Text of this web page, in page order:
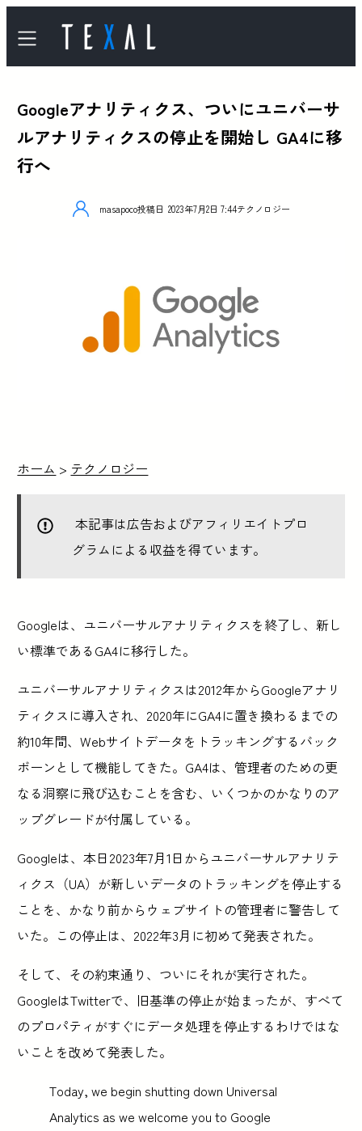
Googleアナリティクス、ついにユニバーサ
ルアナリティクスの停止を開始し GA4に移
行へ
masapoco投稿日 2023年7月2日 7:44テクノロジー
ホーム > テクノロジー
本記事は広告およびアフィリエイトプロ
グラムによる収益を得ています。
Googleは、ユニバーサルアナリティクスを終了し、新し
い標準であるGA4に移行した。
ユニバーサルアナリティクスは2012年からGoogleアナリ
ティクスに導入され、2020年にGA4に置き換わるまでの
約10年間、Webサイトデータをトラッキングするバック
ボーンとして機能してきた。GA4は、管理者のための更
なる洞察に飛び込むことを含む、いくつかのかなりのア
ップグレードが付属している。
Googleは、本日2023年7月1日からユニバーサルアナリテ
ィクス（UA）が新しいデータのトラッキングを停止する
ことを、かなり前からウェブサイトの管理者に警告して
いた。この停止は、2022年3月に初めて発表された。
そして、その約束通り、ついにそれが実行された。
GoogleはTwitterで、旧基準の停止が始まったが、すべて
のプロパティがすぐにデータ処理を停止するわけではな
いことを改めて発表した。
Today, we begin shutting down Universal
Analytics as we welcome you to Google